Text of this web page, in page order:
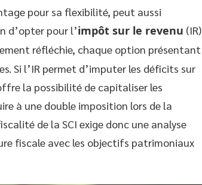
pour sa flexibilité, peut aussi
d’opter pour l’impôt sur le revenu (IR)
réfléchie, chaque option présentant
Si l’IR permet d’imputer les déficits sur
la possibilité de capitaliser les
à une double imposition lors de la
de la SCI exige donc une analyse
fiscale avec les objectifs patrimoniaux